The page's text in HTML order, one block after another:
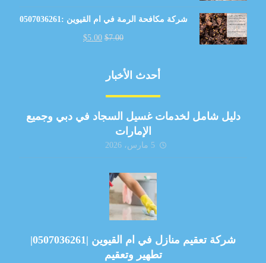
شركة مكافحة الرمة في ام القيوين :0507036261
$7.00
$5.00
أحدث الأخبار
دليل شامل لخدمات غسيل السجاد في دبي وجميع
الإمارات
5 مارس، 2026
شركة تعقيم منازل في ام القيوين |0507036261|
تطهير وتعقيم